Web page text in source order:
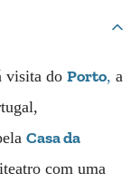
visita do Porto, a
Casa da
com uma